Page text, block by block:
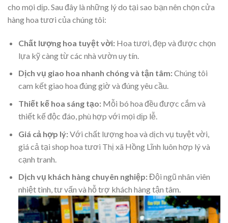
cho mọi dịp. Sau đây là những lý do tại sao bạn nên chọn cửa
hàng hoa tươi của chúng tôi:
Chất lượng hoa tuyệt vời:Hoa tươi, đẹp và được chọn
lựa kỹ càng từ các nhà vườn uy tín.
Dịch vụ giao hoa nhanh chóng và tận tâm:Chúng tôi
cam kết giao hoa đúng giờ và đúng yêu cầu.
Thiết kế hoa sáng tạo:Mỗi bó hoa đều được cắm và
thiết kế độc đáo, phù hợp với mọi dịp lễ.
Giá cả hợp lý:Với chất lượng hoa và dịch vụ tuyệt vời,
giá cả tại shop hoa tươi Thị xã Hồng Lĩnh luôn hợp lý và
cạnh tranh.
Dịch vụ khách hàng chuyên nghiệp:Đội ngũ nhân viên
nhiệt tình, tư vấn và hỗ trợ khách hàng tận tâm.